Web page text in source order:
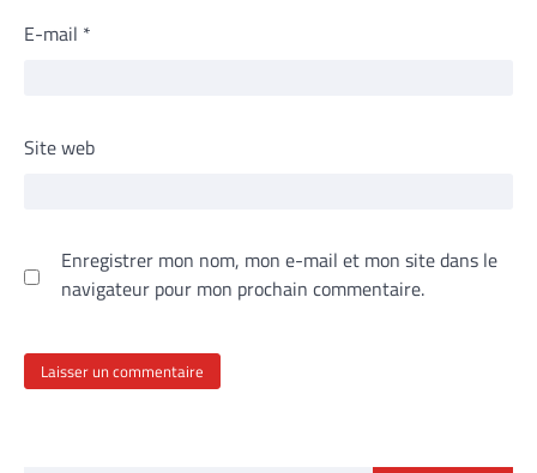
E-mail *
Site web
Enregistrer mon nom, mon e-mail et mon site dans le
navigateur pour mon prochain commentaire.